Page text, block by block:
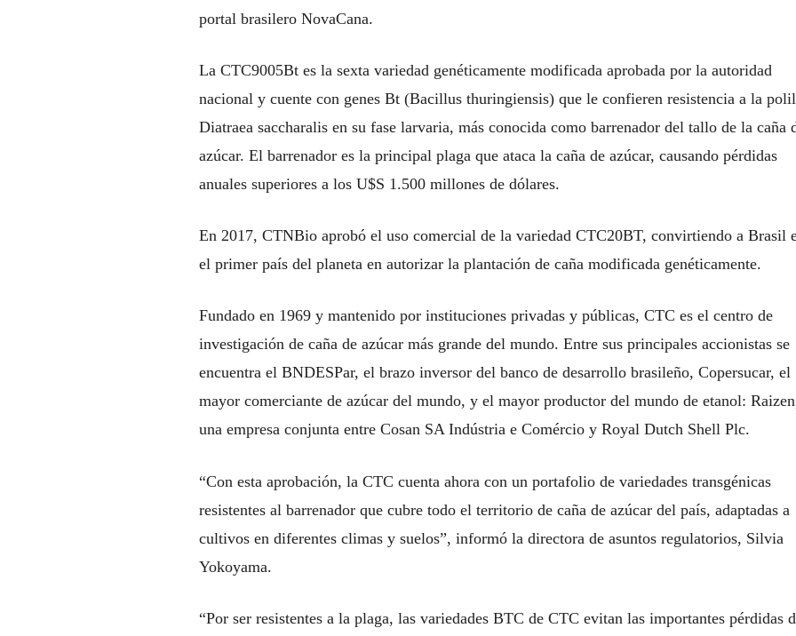
portal brasilero NovaCana.
La CTC9005Bt es la sexta variedad genéticamente modificada aprobada por la autoridad
nacional y cuente con genes Bt (Bacillus thuringiensis) que le confieren resistencia a la
Diatraea saccharalis en su fase larvaria, más conocida como barrenador del tallo de la caña
azúcar. El barrenador es la principal plaga que ataca la caña de azúcar, causando pérdidas
anuales superiores a los U$S 1.500 millones de dólares.
En 2017, CTNBio aprobó el uso comercial de la variedad CTC20BT, convirtiendo a Brasil
el primer país del planeta en autorizar la plantación de caña modificada genéticamente.
Fundado en 1969 y mantenido por instituciones privadas y públicas, CTC es el centro de
investigación de caña de azúcar más grande del mundo. Entre sus principales accionistas se
encuentra el BNDESPar, el brazo inversor del banco de desarrollo brasileño, Copersucar, el
mayor comerciante de azúcar del mundo, y el mayor productor del mundo de etanol:
una empresa conjunta entre Cosan SA Indústria e Comércio y Royal Dutch Shell Plc.
“Con esta aprobación, la CTC cuenta ahora con un portafolio de variedades transgénicas
resistentes al barrenador que cubre todo el territorio de caña de azúcar del país, adaptadas a
cultivos en diferentes climas y suelos”, informó la directora de asuntos regulatorios, Silvia
Yokoyama.
“Por ser resistentes a la plaga, las variedades BTC de CTC evitan las importantes pérdidas